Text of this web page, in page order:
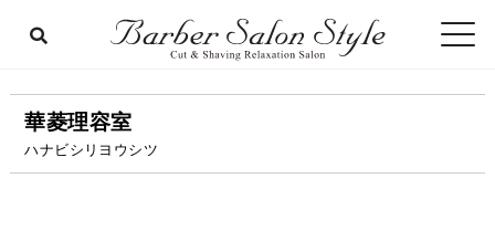
華菱理容室
ハナビシリヨウシツ